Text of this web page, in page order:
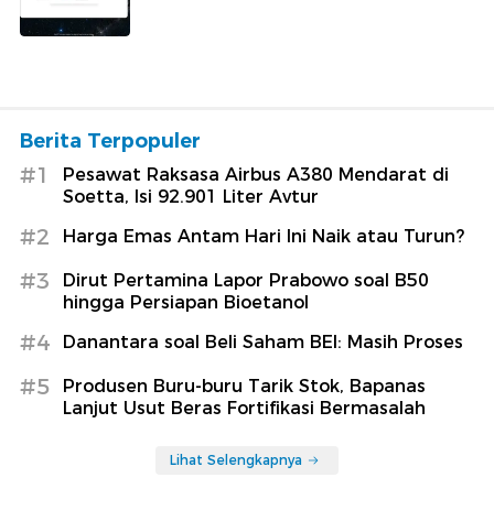
Berita Terpopuler
#1
Pesawat Raksasa Airbus A380 Mendarat di
Soetta, Isi 92.901 Liter Avtur
#2 Harga Emas Antam Hari Ini Naik atau Turun?
#3
Dirut Pertamina Lapor Prabowo soal B50
hingga Persiapan Bioetanol
#4 Danantara soal Beli Saham BEI: Masih Proses
#5
Produsen Buru-buru Tarik Stok, Bapanas
Lanjut Usut Beras Fortifikasi Bermasalah
Lihat Selengkapnya